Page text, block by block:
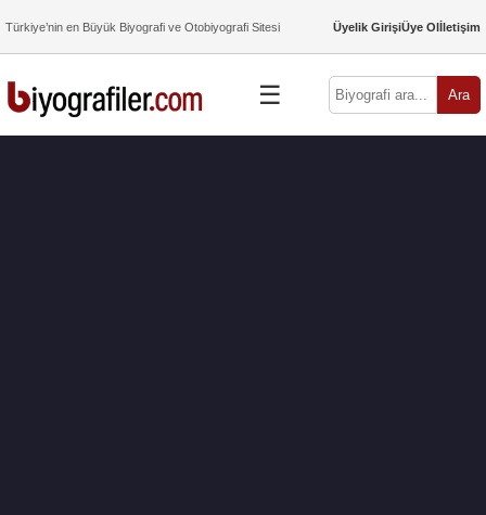
Türkiye’nin en Büyük Biyografi ve Otobiyografi Sitesi Üyelik GirişiÜye Olİletişim
☰ Ara